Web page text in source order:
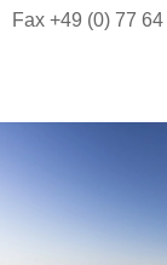
Fax +49 (0) 77